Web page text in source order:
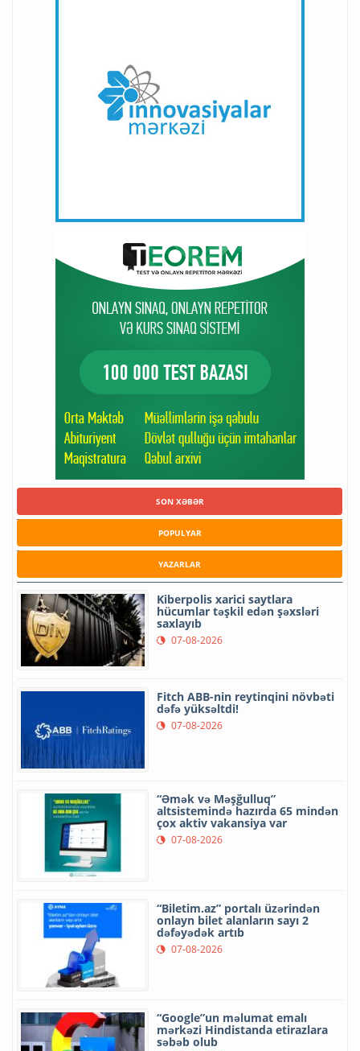
SON XƏBƏR
POPULYAR
YAZARLAR
Kiberpolis xarici saytlara
hücumlar təşkil edən şəxsləri
saxlayıb
07-08-2026
Fitch ABB-nin reytinqini növbəti
dəfə yüksəltdi!
07-08-2026
“Əmək və Məşğulluq”
altsistemində hazırda 65 mindən
çox aktiv vakansiya var
07-08-2026
“Biletim.az” portalı üzərindən
onlayn bilet alanların sayı 2
dəfəyədək artıb
07-08-2026
“Google”un məlumat emalı
mərkəzi Hindistanda etirazlara
səbəb olub